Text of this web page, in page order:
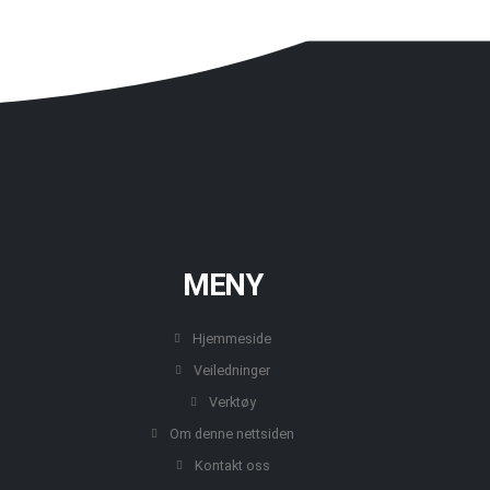
MENY
Hjemmeside
Veiledninger
Verktøy
Om denne nettsiden
Kontakt oss